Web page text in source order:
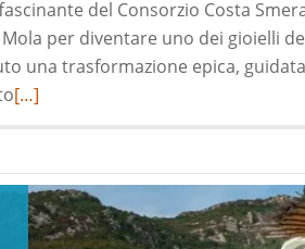
del Consorzio Costa
per diventare uno dei gioielli
una trasformazione epica,
Read
STORIA
DELLA
[…]